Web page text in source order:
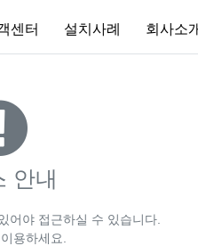
센터 설치사례 회사소
안내
어야 접근하실 수 있습니다.
용하세요.